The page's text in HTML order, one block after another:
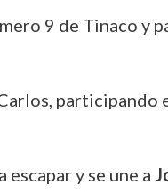
9 de Tinaco y
participando
y se une a